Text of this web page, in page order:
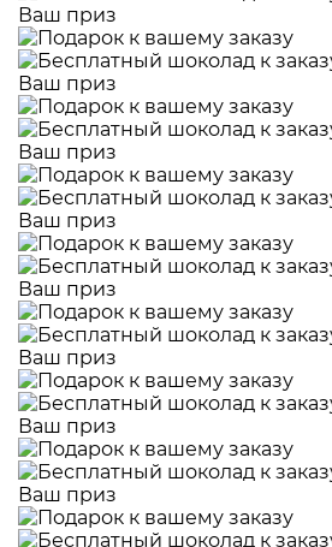
Ваш приз
Ваш приз
Ваш приз
Ваш приз
Ваш приз
Ваш приз
Ваш приз
Ваш приз